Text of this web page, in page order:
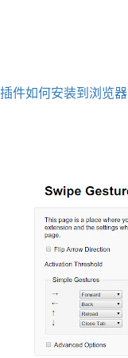
件如何安装到浏览